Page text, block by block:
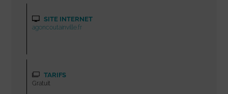
SITE INTERNET
agoncoutainville.fr
TARIFS
Gratuit